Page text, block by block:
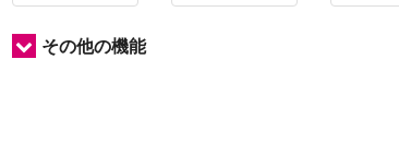
その他の機能